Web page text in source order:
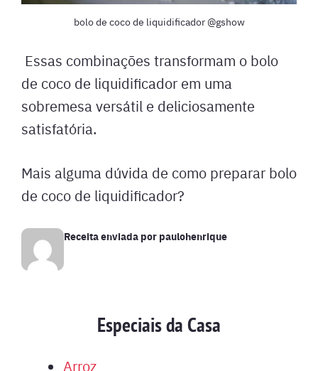
bolo de coco de liquidificador @gshow
Essas combinações transformam o bolo
de coco de liquidificador em uma
sobremesa versátil e deliciosamente
satisfatória.
Mais alguma dúvida de como preparar bolo
de coco de liquidificador?
Receita enviada por paulohenrique
Especiais da Casa
Arroz